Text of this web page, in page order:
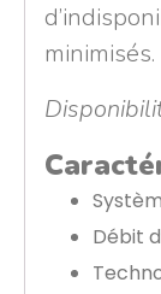
minimisés.
Débit